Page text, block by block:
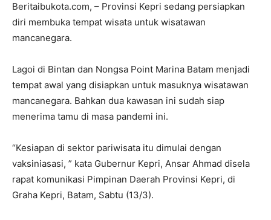
Beritaibukota.com, – Provinsi Kepri sedang persiapkan
diri membuka tempat wisata untuk wisatawan
mancanegara.
Lagoi di Bintan dan Nongsa Point Marina Batam menjadi
tempat awal yang disiapkan untuk masuknya wisatawan
mancanegara. Bahkan dua kawasan ini sudah siap
menerima tamu di masa pandemi ini.
“Kesiapan di sektor pariwisata itu dimulai dengan
vaksiniasasi, ” kata Gubernur Kepri, Ansar Ahmad disela
rapat komunikasi Pimpinan Daerah Provinsi Kepri, di
Graha Kepri, Batam, Sabtu (13/3).